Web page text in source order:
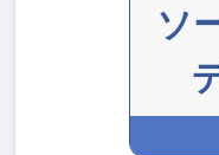
ソ